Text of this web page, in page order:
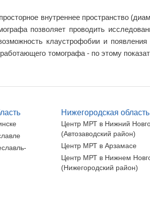
внутреннее пространство
позволяет проводить
клаустрофобии и
томографа - по этому
Нижегородская область
Центр МРТ в Нижний
(Автозаводский район)
Центр МРТ в Арзамасе
Центр МРТ в Нижнем
(Нижегородский район)